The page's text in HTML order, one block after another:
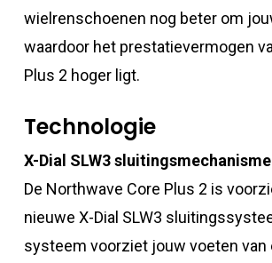
wielrenschoenen nog beter om
waardoor het prestatievermogen
Plus 2 hoger ligt.
Technologie
X-Dial SLW3 sluitingsmechanisme
De Northwave Core Plus 2 is
nieuwe X-Dial SLW3
systeem voorziet jouw voeten van